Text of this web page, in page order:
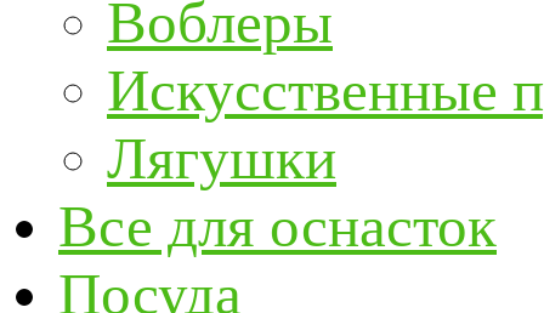
Воблеры
Искусственные
Лягушки
Все для оснасток
Посуда